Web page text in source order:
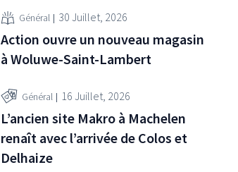
Général 30 Juillet, 2026
Action ouvre un nouveau magasin
à Woluwe-Saint-Lambert
Général 16 Juillet, 2026
L’ancien site Makro à Machelen
renaît avec l’arrivée de Colos et
Delhaize